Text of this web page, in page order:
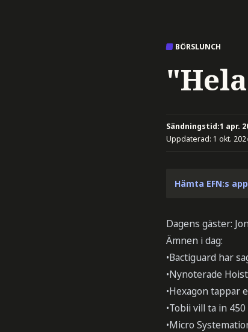
BÖRSLUNCH
Sändningstid:1 apr.
Uppdaterad: 1 okt.
Hämta EFN:s
Dagens gäster:
Ämnen i dag:
•Bactiguard har
•Nynoterade
•Hexagon tappar
•Tobii vill ta in
•Micro